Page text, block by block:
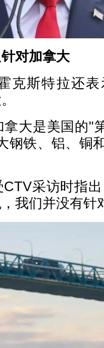
对加拿大
克斯特拉还
大是美国的"
钢铁、铝、铜
采访时指
我们并没有针